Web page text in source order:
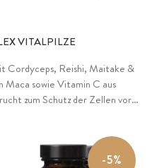
VITALPILZE
Cordyceps, Reishi, Maitake &
Maca sowie Vitamin C aus
zum Schutz der Zellen vor
-5%